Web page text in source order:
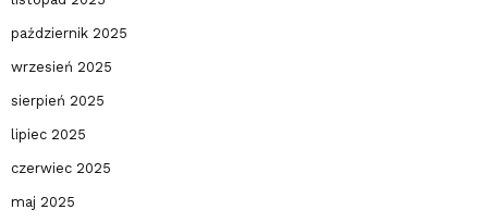
październik 2025
wrzesień 2025
sierpień 2025
lipiec 2025
czerwiec 2025
maj 2025